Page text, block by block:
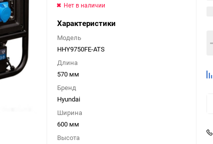
Нет в наличии
Характеристики
Модель
HHY9750FE-ATS
Длина
570 мм
Бренд
Hyundai
Ширина
600 мм
Высота